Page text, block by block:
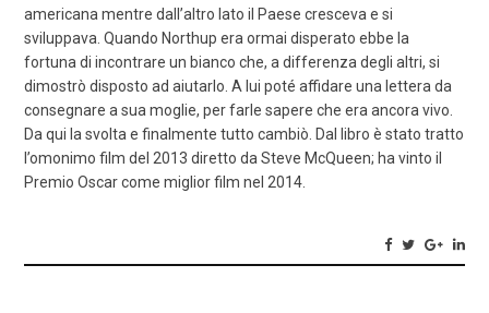
americana mentre dall’altro lato il Paese cresceva e si
sviluppava. Quando Northup era ormai disperato ebbe la
fortuna di incontrare un bianco che, a differenza degli altri, si
dimostrò disposto ad aiutarlo. A lui poté affidare una lettera da
consegnare a sua moglie, per farle sapere che era ancora vivo.
Da qui la svolta e finalmente tutto cambiò. Dal libro è stato tratto
l’omonimo film del 2013 diretto da Steve McQueen; ha vinto il
Premio Oscar come miglior film nel 2014.